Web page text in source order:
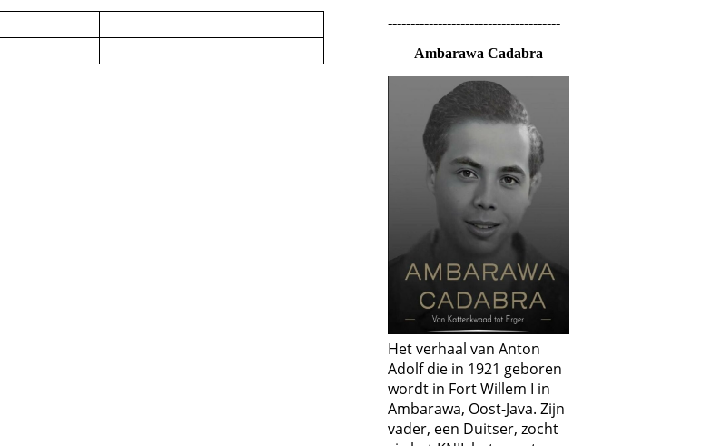
--------------------------------------
Ambarawa Cadabra
Het verhaal van Anton
Adolf die in 1921 geboren
wordt in Fort Willem I in
Ambarawa, Oost-Java. Zijn
vader, een Duitser, zocht